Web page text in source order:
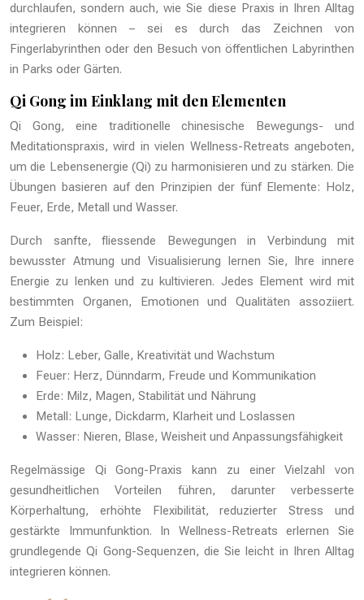
durchlaufen, sondern auch, wie Sie diese Praxis in Ihren Alltag
integrieren können – sei es durch das Zeichnen von
Fingerlabyrinthen oder den Besuch von öffentlichen Labyrinthen
in Parks oder Gärten.
Qi Gong im Einklang mit den Elementen
Qi Gong, eine traditionelle chinesische Bewegungs- und
Meditationspraxis, wird in vielen Wellness-Retreats angeboten,
um die Lebensenergie (Qi) zu harmonisieren und zu stärken. Die
Übungen basieren auf den Prinzipien der fünf Elemente: Holz,
Feuer, Erde, Metall und Wasser.
Durch sanfte, fliessende Bewegungen in Verbindung mit
bewusster Atmung und Visualisierung lernen Sie, Ihre innere
Energie zu lenken und zu kultivieren. Jedes Element wird mit
bestimmten Organen, Emotionen und Qualitäten assoziiert.
Zum Beispiel:
Holz: Leber, Galle, Kreativität und Wachstum
Feuer: Herz, Dünndarm, Freude und Kommunikation
Erde: Milz, Magen, Stabilität und Nährung
Metall: Lunge, Dickdarm, Klarheit und Loslassen
Wasser: Nieren, Blase, Weisheit und Anpassungsfähigkeit
Regelmässige Qi Gong-Praxis kann zu einer Vielzahl von
gesundheitlichen Vorteilen führen, darunter verbesserte
Körperhaltung, erhöhte Flexibilität, reduzierter Stress und
gestärkte Immunfunktion. In Wellness-Retreats erlernen Sie
grundlegende Qi Gong-Sequenzen, die Sie leicht in Ihren Alltag
integrieren können.